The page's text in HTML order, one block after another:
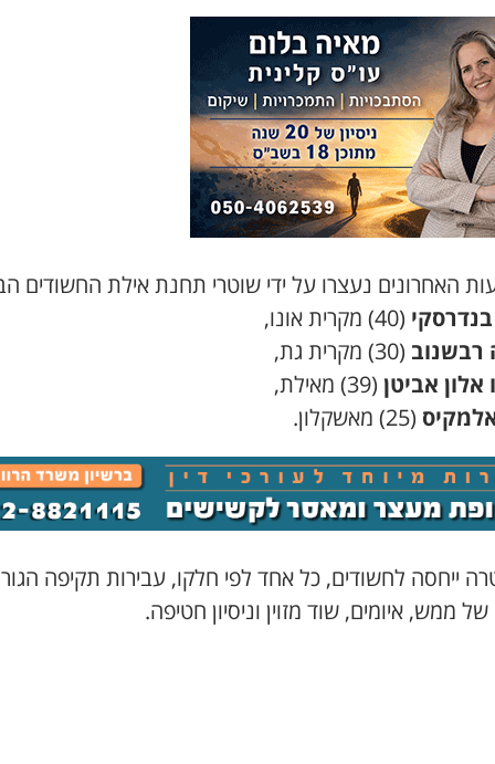
האחרונים נעצרו על ידי שוטרי תחנת אילת החשודים
(40) מקרית אונו,
רבשנוב (30) מקרית גת,
אלון אביטן (39) מאילת,
(25) מאשקלון.
ייחסה לחשודים, כל אחד לפי חלקו, עבירות תקיפה
ממש, איומים, שוד מזוין וניסיון חטיפה.